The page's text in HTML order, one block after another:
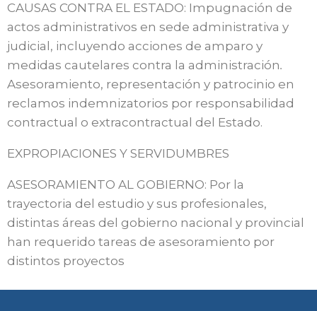
CAUSAS CONTRA EL ESTADO: Impugnación de
actos administrativos en sede administrativa y
judicial, incluyendo acciones de amparo y
medidas cautelares contra la administración.
Asesoramiento, representación y patrocinio en
reclamos indemnizatorios por responsabilidad
contractual o extracontractual del Estado.
EXPROPIACIONES Y SERVIDUMBRES
ASESORAMIENTO AL GOBIERNO: Por la
trayectoria del estudio y sus profesionales,
distintas áreas del gobierno nacional y provincial
han requerido tareas de asesoramiento por
distintos proyectos